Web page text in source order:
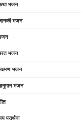
भजन
भजन
भजन
भजन
भजन
प्रार्थना